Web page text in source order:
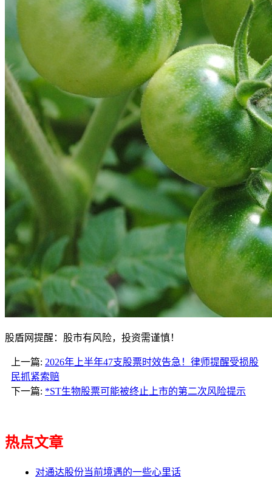
股盾网提醒：股市有风险，投资需谨慎！
上一篇: 2026年上半年47支股票时效告急！律师提醒受损股
民抓紧索赔
下一篇: *ST生物股票可能被终止上市的第二次风险提示
热点文章
对通达股份当前境遇的一些心里话